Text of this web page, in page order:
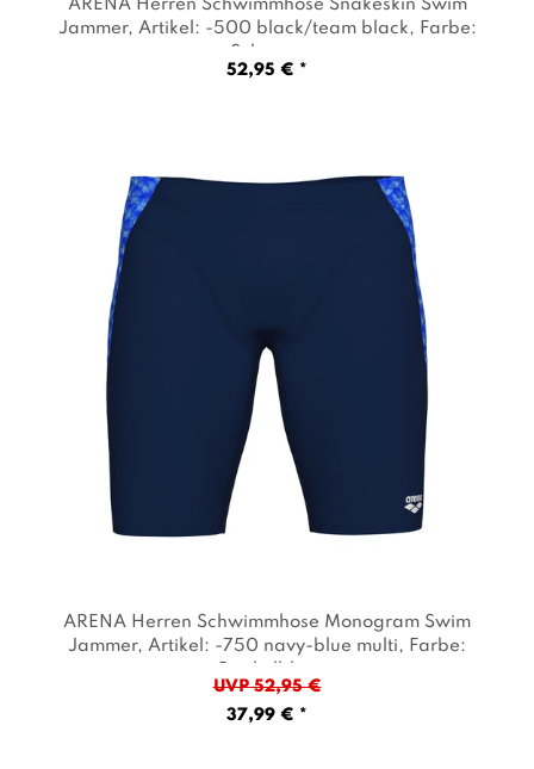
ARENA Herren Schwimmhose Snakeskin Swim
Jammer, Artikel: -500 black/team black, Farbe:
Schwarz
52,95 € *
ARENA Herren Schwimmhose Monogram Swim
Jammer, Artikel: -750 navy-blue multi , Farbe:
Dunkelblau
UVP 52,95 €
37,99 € *